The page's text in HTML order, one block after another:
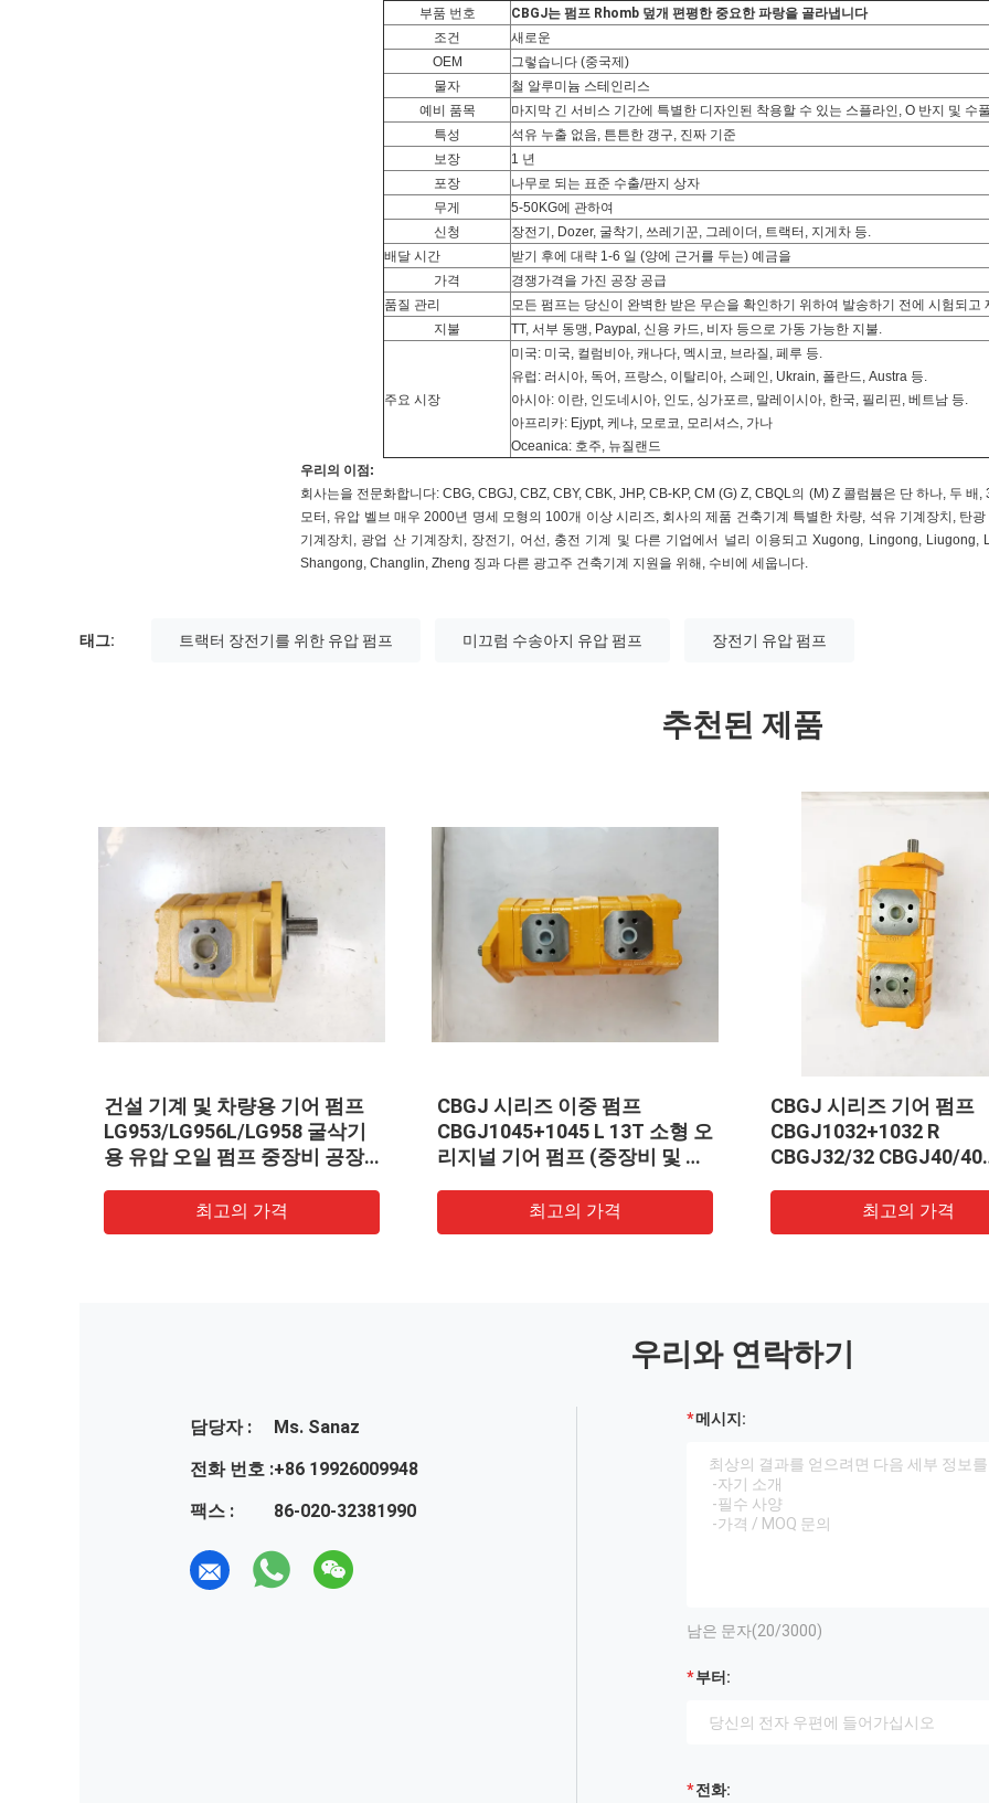
부품 번호
CBGJ는 펌프 Rhomb 덮개 편평한 중요한 파랑을 골라냅니다
조건
새로운
OEM
그렇습니다 (중국제)
물자
철 알루미늄 스테인리스
예비 품목
마지막 긴 서비스 기간에 특별한 디자인된 착용할 수 있는 스플라인, O 반지 및 수풀
특성
석유 누출 없음, 튼튼한 갱구, 진짜 기준
보장
1 년
포장
나무로 되는 표준 수출/판지 상자
무게
5-50KG에 관하여
신청
장전기, Dozer, 굴착기, 쓰레기꾼, 그레이더, 트랙터, 지게차 등.
배달 시간
받기 후에 대략 1-6 일 (양에 근거를 두는) 예금을
가격
경쟁가격을 가진 공장 공급
품질 관리
모든 펌프는 당신이 완벽한 받은 무슨을 확인하기 위하여 발송하기 전에 시험되고
지불
TT, 서부 동맹, Paypal, 신용 카드, 비자 등으로 가동 가능한 지불.
주요 시장
미국: 미국, 컬럼비아, 캐나다, 멕시코, 브라질, 페루 등.
유럽: 러시아, 독어, 프랑스, 이탈리아, 스페인, Ukrain, 폴란드, Austra 등.
아시아: 이란, 인도네시아, 인도, 싱가포르, 말레이시아, 한국, 필리핀, 베트남 등.
아프리카: Ejypt, 케냐, 모로코, 모리셔스, 가나
Oceanica: 호주, 뉴질랜드
우리의 이점:
회사는을 전문화합니다: CBG, CBGJ, CBZ, CBY, CBK, JHP, CB-KP, CM (G) Z, CBQL의 (M) Z 콜럼븀은 단 하나, 두 배,
모터, 유압 벨브 매우 2000년 명세 모형의 100개 이상 시리즈, 회사의 제품 건축기계 특별한 차량, 석유 기계장치, 탄
기계장치, 광업 산 기계장치, 장전기, 어선, 충전 기계 및 다른 기업에서 널리 이용되고 Xugong, Lingong,
Shangong, Changlin, Zheng 징과 다른 광고주 건축기계 지원을 위해, 수비에 세웁니다.
태그: 트랙터 장전기를 위한 유압 펌프 미끄럼 수송아지 유압 펌프 장전기 유압 펌프
추천된 제품
펌프 ASS'Y 705-56-26081
KOMATSU 휠 로더 WA200
WA200PT
최고의 가격
PUMP ASS'Y 705-55-34180 -
KOMATSU WHEEL LOADERS
WA350, WA380 중량: 53kgs
최고의 가격
파커 기어 펌프 GXP0-40L
펌프 유압 오일 펌프 스테
스틸 재질 펌프 건설 기계
최고의 가격
우리와 연락하기
담당자 :
Ms. Sanaz
전화 번호 :+86 19926009948
팩스 :
86-020-32381990
메시지:
남은 문자(20/3000)
부터:
전화: